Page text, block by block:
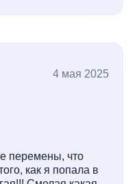
4 мая 2025
перемены, что
как я попала в